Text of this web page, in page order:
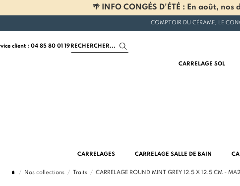
🌴 INFO CONGÉS D'ÉTÉ : En août,
COMPTOIR DU CÉRAME, LE
client : 04 85 80 01 19
CARRELAGE SOL
CARRELAGES CARRELAGE SALLE DE BAIN
Nos collections Traits CARRELAGE ROUND MINT GREY 12.5 X 12.5 CM -